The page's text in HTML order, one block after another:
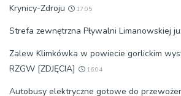
Krynicy-Zdroju 17:05
Strefa zewnętrzna Pływalni Limanowskiej
Zalew Klimkówka w powiecie gorlickim
RZGW [ZDJĘCIA]
16:04
Autobusy elektryczne gotowe do